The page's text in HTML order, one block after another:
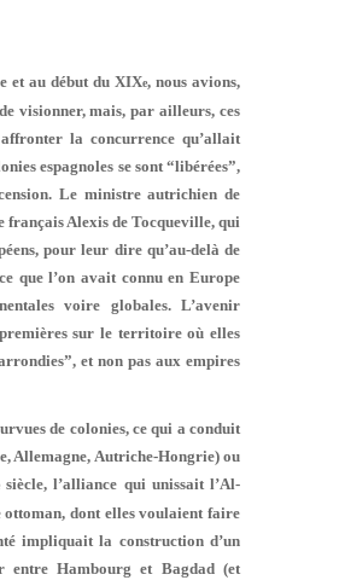
et au début du XIXe, nous avions,
visionner, mais, par ailleurs, ces
la concurrence qu’allait
espagnoles se sont “libérées”,
Le ministre autrichien de
français Alexis de Tocqueville, qui
pour leur dire qu’au-delà de
que l’on avait connu en Europe
voire globales. L’avenir
premières sur le territoire où elles
et non pas aux empires
de colonies, ce qui a conduit
Allemagne, Autriche-Hongrie) ou
siècle, l’alliance qui unissait l’Al­
otto­man, dont elles voulaient faire
impliquait la construction d’un
entre Hambourg et Bagdad (et